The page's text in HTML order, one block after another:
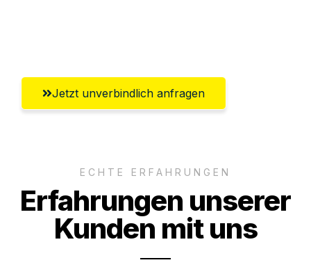
Jetzt unverbindlich anfragen
ECHTE ERFAHRUNGEN
Erfahrungen unserer
Kunden mit uns